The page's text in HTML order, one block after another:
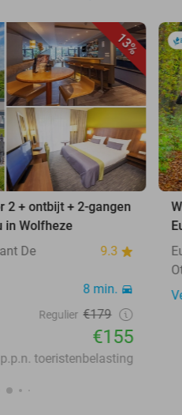
13%
2 + ontbijt + 2-gangen
in Wolfheze
De
9.3
8 min.
Regulier €179
€155
toeristenbelasting